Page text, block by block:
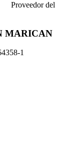
Proveedor del
MARICAN
1